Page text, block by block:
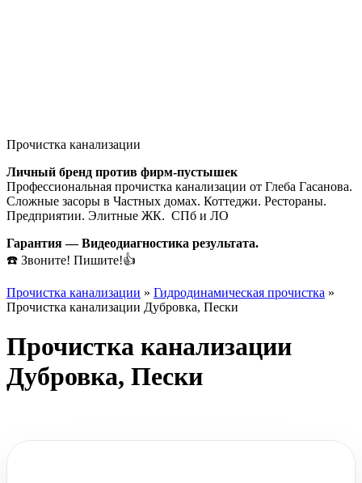
Прочистка канализации
Личный бренд против фирм-пустышек
Профессиональная прочистка канализации от Глеба Гасанова.
Сложные засоры в Частных домах. Коттеджи. Рестораны.
Предприятии. Элитные ЖК. СПб и ЛО
Гарантия — Видеодиагностика результата.
☎️ Звоните! Пишите!👍
Прочистка канализации » Гидродинамическая прочистка »
Прочистка канализации Дубровка, Пески
Прочистка канализации
Дубровка, Пески
ГЛЕБ